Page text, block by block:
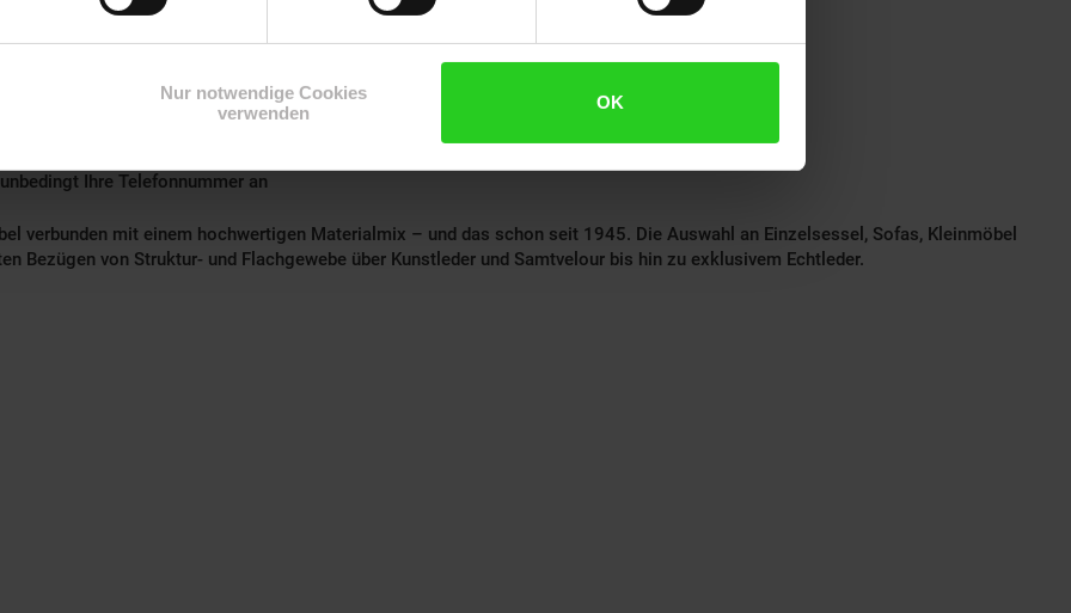
Nur notwendige Cookies
verwenden
OK
handelt. Somit kann die Platzierung der Streifen von der Abbildung abweichen.
Ihre Telefonnummer an
verbunden mit einem hochwertigen Materialmix – und das schon seit 1945. Die Auswahl an Einzelsessel, Sofas, Kleinmöbel
Bezügen von Struktur- und Flachgewebe über Kunstleder und Samtvelour bis hin zu exklusivem Echtleder.